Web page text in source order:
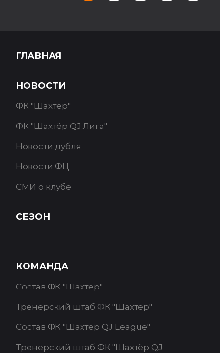
ГЛАВНАЯ
НОВОСТИ
ФК "Шахтёр"
ФК "Шахтёр QJ Лига"
Новости дубля
Новости ФЦ
СМИ о клубе
СЕЗОН
КОМАНДА
Состав ФК "Шахтёр"
Тренерский штаб ФК "Шахтёр"
Состав ФК "Шахтёр QJ League"
Тренерский штаб ФК "Шахтёр QJ